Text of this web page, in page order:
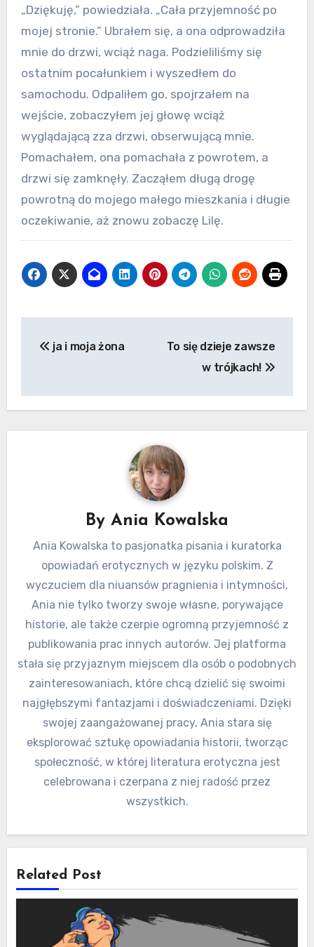
„Dziękuję,” powiedziała. „Cała przyjemność po
mojej stronie.” Ubrałem się, a ona odprowadziła
mnie do drzwi, wciąż naga. Podzieliliśmy się
ostatnim pocałunkiem i wyszedłem do
samochodu. Odpaliłem go, spojrzałem na
wejście, zobaczyłem jej głowę wciąż
wyglądającą zza drzwi, obserwującą mnie.
Pomachałem, ona pomachała z powrotem, a
drzwi się zamknęły. Zacząłem długą drogę
powrotną do mojego małego mieszkania i długie
oczekiwanie, aż znowu zobaczę Lilę.
wpisu
ja i moja żona
To się dzieje zawsze
w trójkach!
By Ania Kowalska
Ania Kowalska to pasjonatka pisania i kuratorka
opowiadań erotycznych w języku polskim. Z
wyczuciem dla niuansów pragnienia i intymności,
Ania nie tylko tworzy swoje własne, porywające
historie, ale także czerpie ogromną przyjemność z
publikowania prac innych autorów. Jej platforma
stała się przyjaznym miejscem dla osób o podobnych
zainteresowaniach, które chcą dzielić się swoimi
najgłębszymi fantazjami i doświadczeniami. Dzięki
swojej zaangażowanej pracy, Ania stara się
eksplorować sztukę opowiadania historii, tworząc
społeczność, w której literatura erotyczna jest
celebrowana i czerpana z niej radość przez
wszystkich.
Related Post